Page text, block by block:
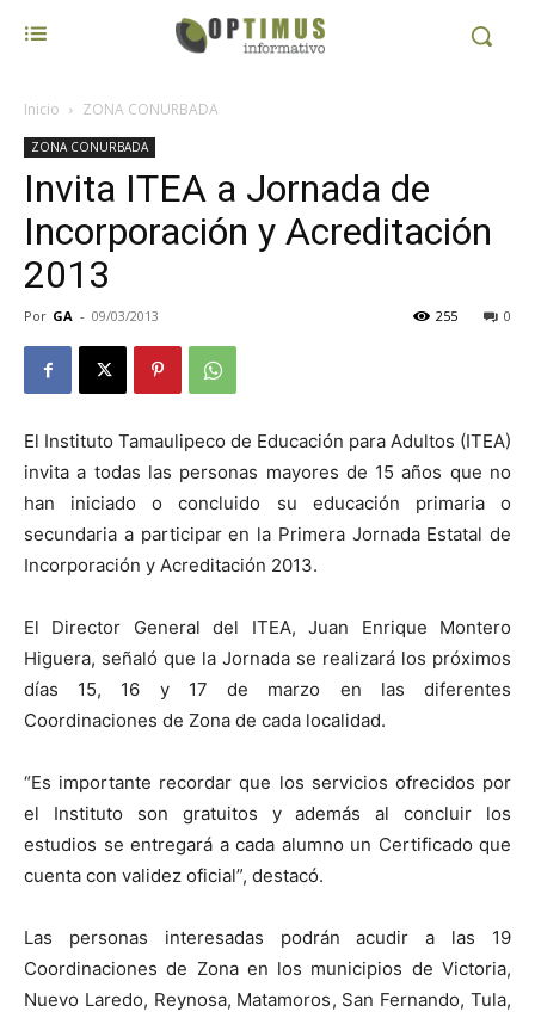
Inicio ZONA CONURBADA
ZONA CONURBADA
Invita ITEA a Jornada de
Incorporación y Acreditación
2013
Por GA - 09/03/2013 0
255
El Instituto Tamaulipeco de Educación para Adultos (ITEA)
invita a todas las personas mayores de 15 años que no
han iniciado o concluido su educación primaria o
secundaria a participar en la Primera Jornada Estatal de
Incorporación y Acreditación 2013.
El Director General del ITEA, Juan Enrique Montero
Higuera, señaló que la Jornada se realizará los próximos
días 15, 16 y 17 de marzo en las diferentes
Coordinaciones de Zona de cada localidad.
“Es importante recordar que los servicios ofrecidos por
el Instituto son gratuitos y además al concluir los
estudios se entregará a cada alumno un Certificado que
cuenta con validez oficial”, destacó.
Las personas interesadas podrán acudir a las 19
Coordinaciones de Zona en los municipios de Victoria,
Nuevo Laredo, Reynosa, Matamoros, San Fernando, Tula,